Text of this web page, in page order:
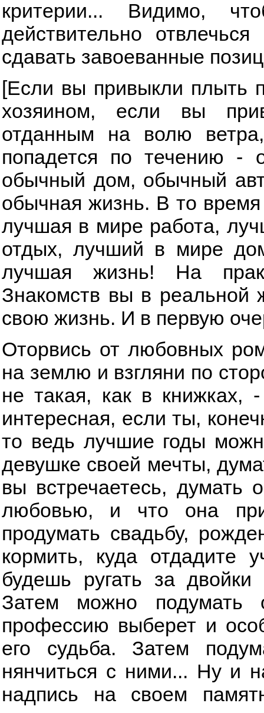
критерии... Видимо,
действительно
сдавать завоеванные
[Если вы привыкли плыть
хозяином, если вы
отданным на волю
попадется по течению -
обычный дом, обычный
обычная жизнь. В то время
лучшая в мире работа,
отдых, лучший в мире
лучшая жизнь! На
Знакомств вы в реальной
свою жизнь. И в первую
Оторвись от любовных
на землю и взгляни по
не такая, как в книжках,
интересная, если ты,
то ведь лучшие годы
девушке своей мечты,
вы встречаетесь, думать
любовью, и что она
продумать свадьбу,
кормить, куда отдадите
будешь ругать за
Затем можно
профессию выберет и
его судьба. Затем
нянчиться с ними... Ну и
надпись на своем